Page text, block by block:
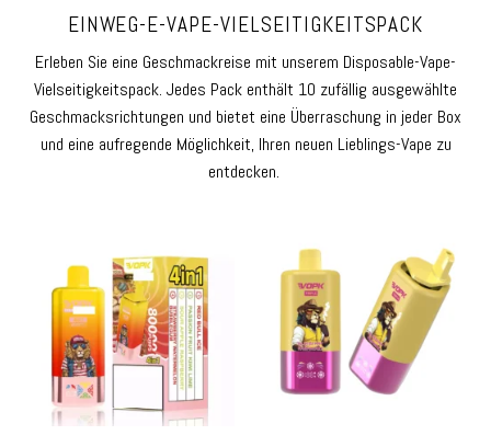
EINWEG-E-VAPE-VIELSEITIGKEITSPACK
Erleben Sie eine Geschmackreise mit unserem Disposable-Vape-
Vielseitigkeitspack. Jedes Pack enthält 10 zufällig ausgewählte
Geschmacksrichtungen und bietet eine Überraschung in jeder Box
und eine aufregende Möglichkeit, Ihren neuen Lieblings-Vape zu
entdecken.